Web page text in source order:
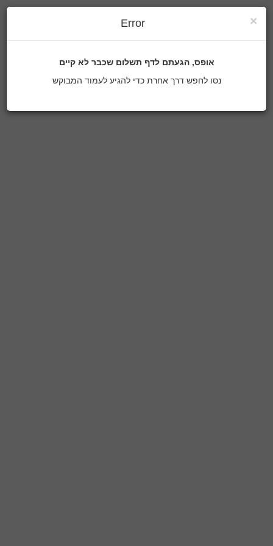
×
Error
אופס, הגעתם לדף תשלום שכבר לא קיים
נסו לחפש דרך אחרת כדי להגיע לעמוד המבוקש